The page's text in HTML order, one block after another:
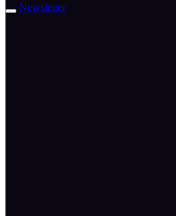
Newsletter